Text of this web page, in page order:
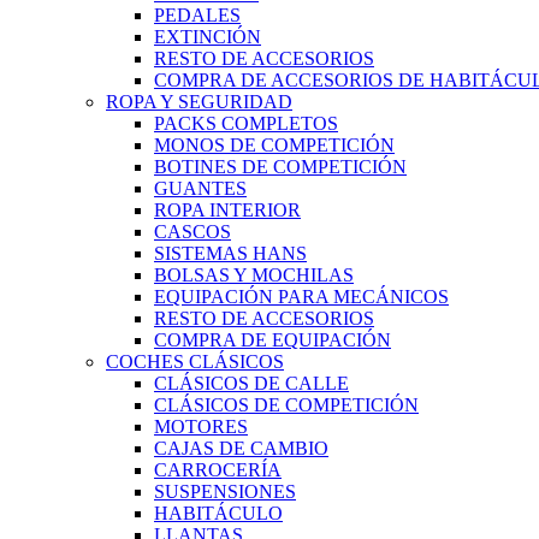
PEDALES
EXTINCIÓN
RESTO DE ACCESORIOS
COMPRA DE ACCESORIOS DE
ROPA Y SEGURIDAD
PACKS COMPLETOS
MONOS DE COMPETICIÓN
BOTINES DE COMPETICIÓN
GUANTES
ROPA INTERIOR
CASCOS
SISTEMAS HANS
BOLSAS Y MOCHILAS
EQUIPACIÓN PARA MECÁNICOS
RESTO DE ACCESORIOS
COMPRA DE EQUIPACIÓN
COCHES CLÁSICOS
CLÁSICOS DE CALLE
CLÁSICOS DE COMPETICIÓN
MOTORES
CAJAS DE CAMBIO
CARROCERÍA
SUSPENSIONES
HABITÁCULO
LLANTAS